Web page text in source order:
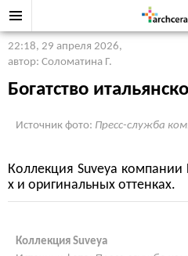
22:18, 29 апреля 2026,
автор: Соломатина Г.
Богатство
Источник фото: Пресс-служба
Коллекция Suveya компании
х и оригинальных оттенках.
Коллекция Suveya